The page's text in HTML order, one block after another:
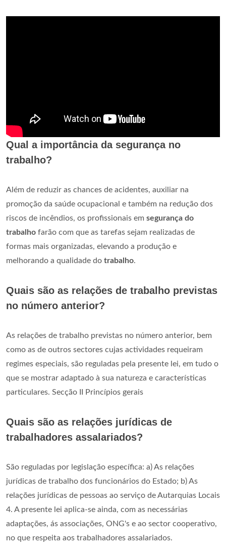
Qual a importância da segurança no
trabalho?
Além de reduzir as chances de acidentes, auxiliar na
promoção da saúde ocupacional e também na redução dos
riscos de incêndios, os profissionais em segurança do
trabalho farão com que as tarefas sejam realizadas de
formas mais organizadas, elevando a produção e
melhorando a qualidade do trabalho.
Quais são as relações de trabalho previstas
no número anterior?
As relações de trabalho previstas no número anterior, bem
como as de outros sectores cujas actividades requeiram
regimes especiais, são reguladas pela presente lei, em tudo o
que se mostrar adaptado à sua natureza e características
particulares. Secção II Princípios gerais
Quais são as relações jurídicas de
trabalhadores assalariados?
São reguladas por legislação específica: a) As relações
jurídicas de trabalho dos funcionários do Estado; b) As
relações jurídicas de pessoas ao serviço de Autarquias Locais
4. A presente lei aplica-se ainda, com as necessárias
adaptações, ás associações, ONG's e ao sector cooperativo,
no que respeita aos trabalhadores assalariados.